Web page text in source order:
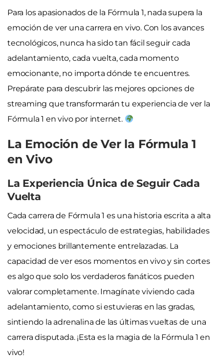
Para los apasionados de la Fórmula 1, nada supera la
emoción de ver una carrera en vivo. Con los avances
tecnológicos, nunca ha sido tan fácil seguir cada
adelantamiento, cada vuelta, cada momento
emocionante, no importa dónde te encuentres.
Prepárate para descubrir las mejores opciones de
streaming que transformarán tu experiencia de ver la
Fórmula 1 en vivo por internet.
La Emoción de Ver la Fórmula 1
en Vivo
La Experiencia Única de Seguir Cada
Vuelta
Cada carrera de Fórmula 1 es una historia escrita a alta
velocidad, un espectáculo de estrategias, habilidades
y emociones brillantemente entrelazadas. La
capacidad de ver esos momentos en vivo y sin cortes
es algo que solo los verdaderos fanáticos pueden
valorar completamente. Imagínate viviendo cada
adelantamiento, como si estuvieras en las gradas,
sintiendo la adrenalina de las últimas vueltas de una
carrera disputada. ¡Esta es la magia de la Fórmula 1 en
vivo!